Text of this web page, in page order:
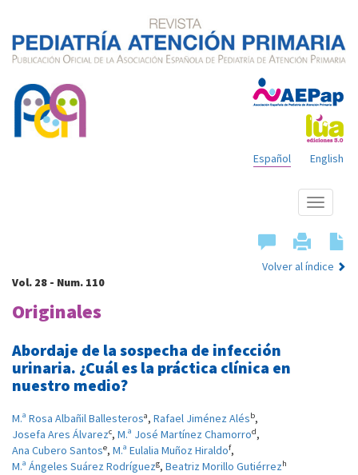
English
Español
Mostrar
menú
Volver al índice
Vol. 28 - Num. 110
Originales
Abordaje de la sospecha de infección
urinaria. ¿Cuál es la práctica clínica en
nuestro medio?
M.ª Rosa Albañil Ballesterosa, Rafael Jiménez Alésb,
Josefa Ares Álvarezc, M.ª José Martínez Chamorrod,
Ana Cubero Santose, M.ª Eulalia Muñoz Hiraldof,
M.ª Ángeles Suárez Rodríguezg, Beatriz Morillo Gutiérrezh